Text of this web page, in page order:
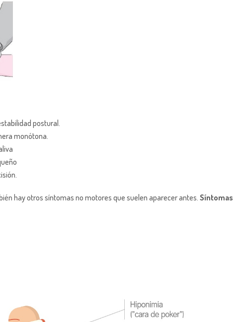
postural.
monótona.
hay otros síntomas no motores que suelen aparecer antes. Síntomas